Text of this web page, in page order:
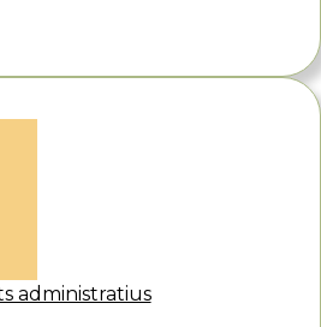
administratius